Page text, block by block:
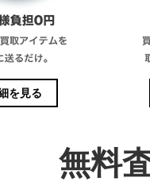
を見る
無料